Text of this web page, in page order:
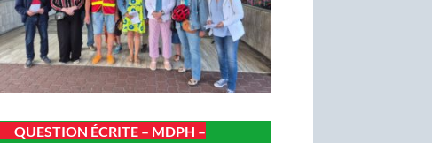
QUESTION ÉCRITE – MDPH –